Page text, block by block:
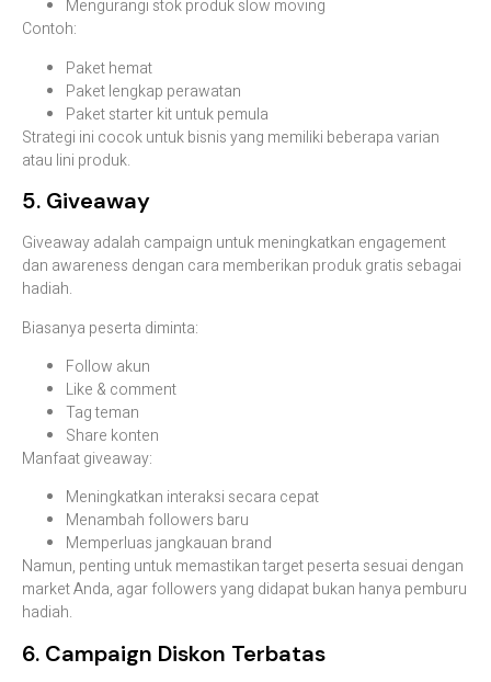
Mengurangi stok produk slow moving
Contoh:
Paket hemat
Paket lengkap perawatan
Paket starter kit untuk pemula
Strategi ini cocok untuk bisnis yang memiliki beberapa varian
atau lini produk.
5. Giveaway
Giveaway adalah campaign untuk meningkatkan engagement
dan awareness dengan cara memberikan produk gratis sebagai
hadiah.
Biasanya peserta diminta:
Follow akun
Like & comment
Tag teman
Share konten
Manfaat giveaway:
Meningkatkan interaksi secara cepat
Menambah followers baru
Memperluas jangkauan brand
Namun, penting untuk memastikan target peserta sesuai dengan
market Anda, agar followers yang didapat bukan hanya pemburu
hadiah.
6. Campaign Diskon Terbatas